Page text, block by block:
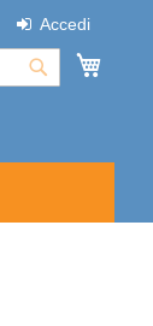
Accedi